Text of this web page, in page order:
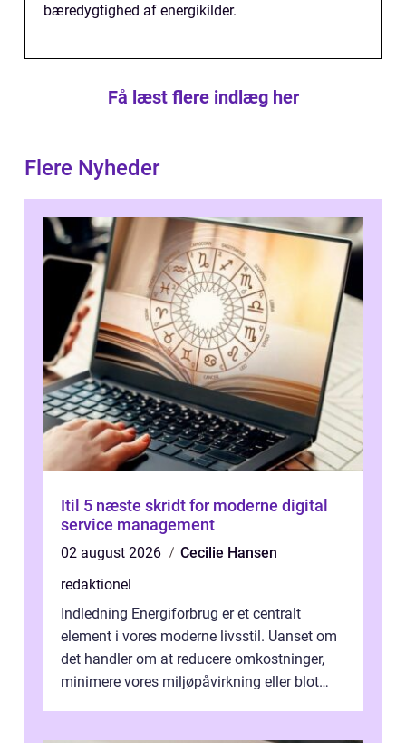
bæredygtighed af energikilder.
Få læst flere indlæg her
Flere Nyheder
Itil 5 næste skridt for moderne digital
service management
02 august 2026
Cecilie Hansen
redaktionel
Indledning Energiforbrug er et centralt
element i vores moderne livsstil. Uanset om
det handler om at reducere omkostninger,
minimere vores miljøpåvirkning eller blot